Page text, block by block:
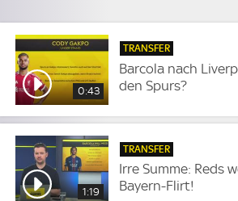
0:43
TRANSFER
Barcola nach
den Spurs?
1:19
TRANSFER
Irre Summe: Reds
Bayern-Flirt!